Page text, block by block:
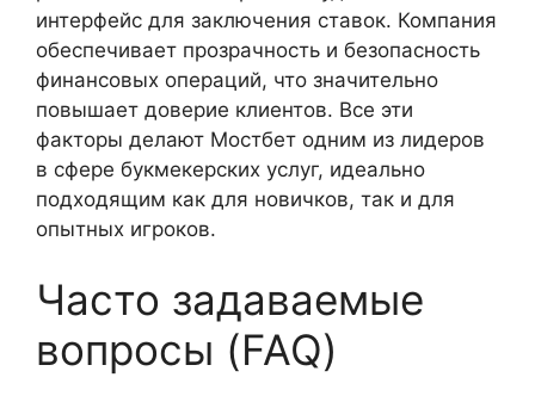
интерфейс для заключения ставок. Компания
обеспечивает прозрачность и безопасность
финансовых операций, что значительно
повышает доверие клиентов. Все эти
факторы делают Мостбет одним из лидеров
в сфере букмекерских услуг, идеально
подходящим как для новичков, так и для
опытных игроков.
Часто задаваемые
вопросы (FAQ)